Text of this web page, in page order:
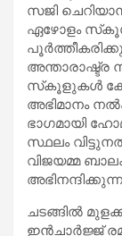
സജി
ഏഴോളം സ്‌കൂള്‍
അന്താരാഷ്ട്ര
സ്‌കൂളുകള്‍
അഭിമാനം
ഭാഗമായി
സ്ഥലം
വിജയമ്മ
ചടങ്ങില്‍
ഇന്‍ചാര്‍ജ്ജ്